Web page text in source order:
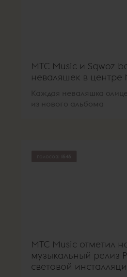
МТС Music и Sqwoz
неваляшек в центре
Каждая неваляшка
из нового альбома
МТС Music отметил
музыкальный релиз
световой